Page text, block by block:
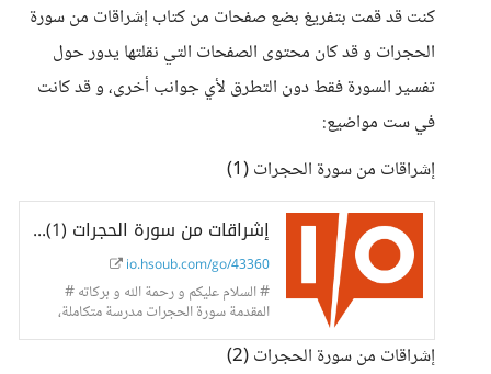
كنت قد قمت بتفريغ بضع صفحات من كتاب إشراقات من سورة
الحجرات و قد كان محتوى الصفحات التي نقلتها يدور حول
تفسير السورة فقط دون التطرق لأي جوانب أخرى، و قد كانت
في ست مواضيع:
إشراقات من سورة الحجرات (1)
إشراقات من سورة الحجرات (1) - حسوب I/O
io.hsoub.com/go/43360
# السلام عليكم و رحمة الله و بركاته #
المقدمة سورة الحجرات مدرسة متكاملة،
تربى في
إشراقات من سورة الحجرات (2)